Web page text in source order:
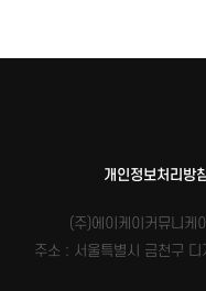
개인정보처리방
(주)에이케이커뮤니케
주소 : 서울특별시 금천구